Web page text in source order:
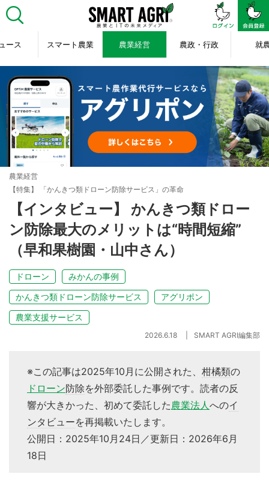
ース スマート農業 農業経営 農政・行政 就
農業経営
【特集】 「かんきつ類ドローン防除サービス」の革命
【インタビュー】 かんきつ類ドロー
ン防除最大のメリットは“時間短縮”
（早和果樹園・山中さん）
ドローン
みかんの事例
かんきつ類ドローン防除サービス
アグリポン
農業支援サービス
2026.6.18 SMART AGRI編集部
※この記事は2025年10月に公開された、 柑橘類の
ドローン防除を外部委託した事例です。読者の反
響が大きかった、初めて委託した農業法人へのイ
ンタビューを再掲載いたします。
公開日：2025年10月24日／更新日：2026年6月
18日